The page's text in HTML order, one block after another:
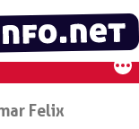
Felix